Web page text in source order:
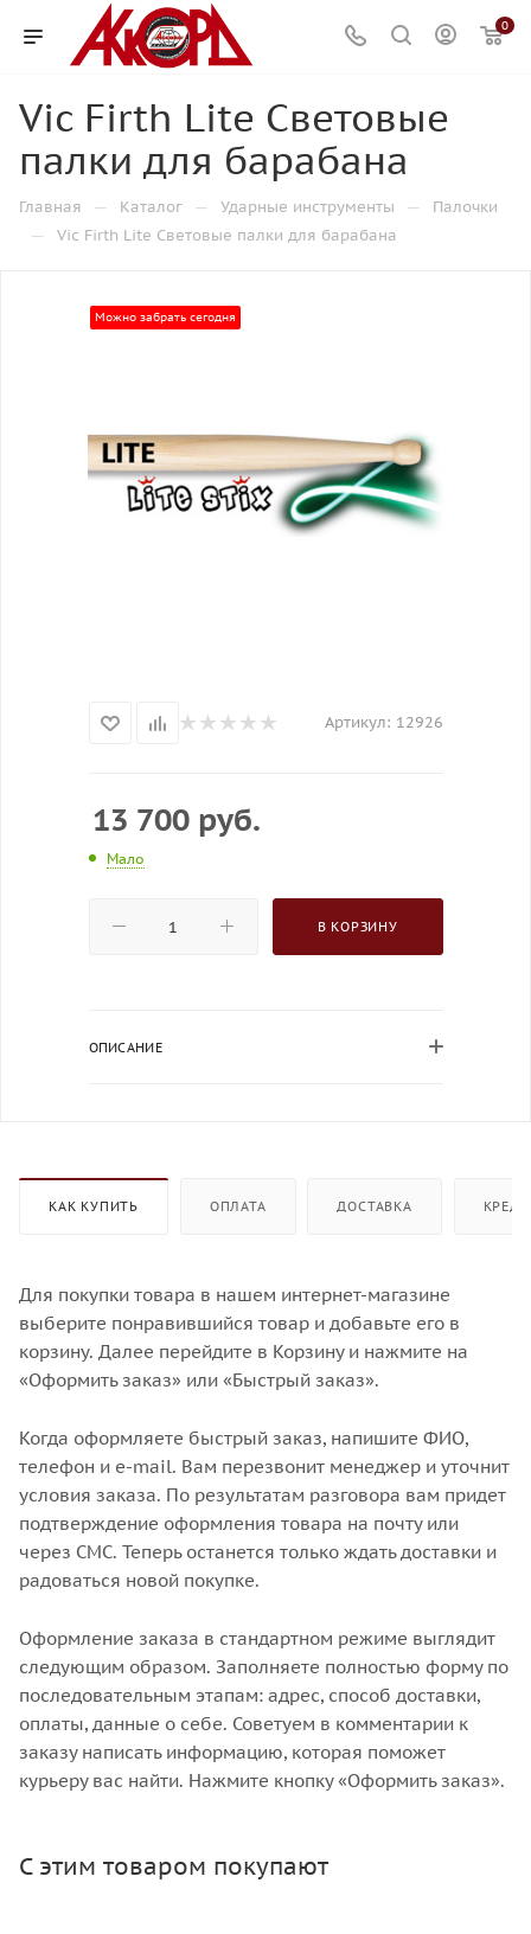
0
Vic Firth Lite Световые
палки для барабана
Главная — Каталог — Ударные инструменты — Палочки
— Vic Firth Lite Световые палки для барабана
Можно забрать сегодня
Артикул: 12926
13 700руб.
Мало
В КОРЗИНУ
ОПИСАНИЕ
КАК КУПИТЬ ОПЛАТА ДОСТАВКА
Для покупки товара в нашем интернет-магазине
выберите понравившийся товар и добавьте его в
корзину. Далее перейдите в Корзину и нажмите на
«Оформить заказ» или «Быстрый заказ».
Когда оформляете быстрый заказ, напишите ФИО,
телефон и e-mail. Вам перезвонит менеджер и уточнит
условия заказа. По результатам разговора вам придет
подтверждение оформления товара на почту или
через СМС. Теперь останется только ждать доставки и
радоваться новой покупке.
Оформление заказа в стандартном режиме выглядит
следующим образом. Заполняете полностью форму по
последовательным этапам: адрес, способ доставки,
оплаты, данные о себе. Советуем в комментарии к
заказу написать информацию, которая поможет
курьеру вас найти. Нажмите кнопку «Оформить заказ».
С этим товаром покупают